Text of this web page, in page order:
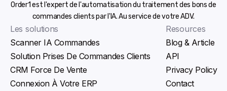
Order1 est l'expert de l'automatisation du traitement des bons de
commandes clients par l'IA. Au service de votre ADV.
Les solutions
Scanner IA Commandes
Solution Prises De Commandes Clients
CRM Force De Vente
Connexion À Votre ERP
Resources
Blog & Article
API
Privacy Policy
Contact